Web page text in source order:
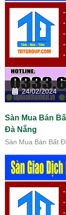
24/02/2024
Sàn Mua Bán
Đà Nẵng
Sàn Mua Bán Bất